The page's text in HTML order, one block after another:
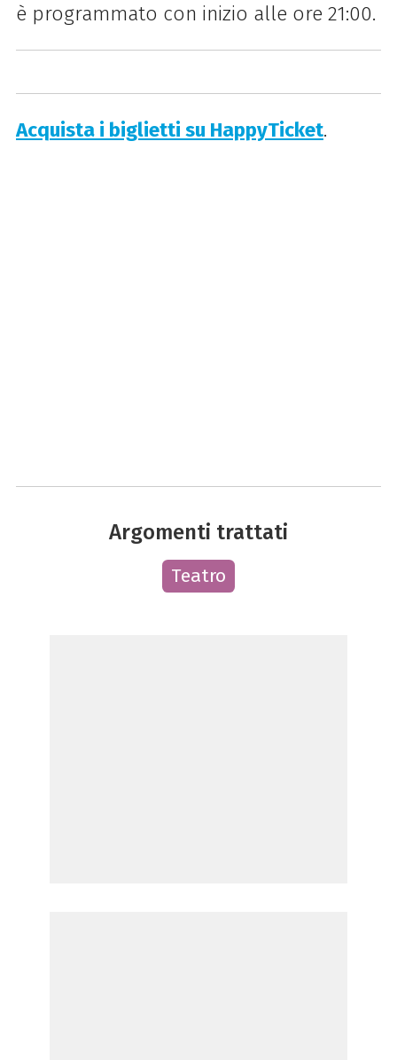
è programmato con inizio alle ore 21:00.
Acquista i biglietti su HappyTicket.
Argomenti trattati
Teatro